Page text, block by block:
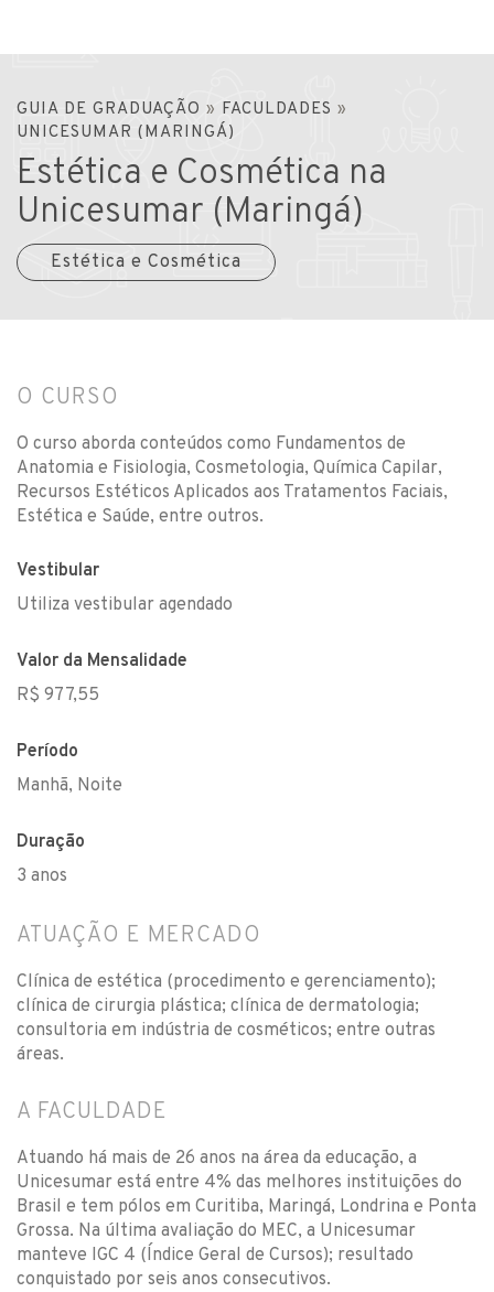
GUIA DE GRADUAÇÃO » FACULDADES »
UNICESUMAR (MARINGÁ)
Estética e Cosmética na
Unicesumar (Maringá)
Estética e Cosmética
O CURSO
O curso aborda conteúdos como Fundamentos de
Anatomia e Fisiologia, Cosmetologia, Química Capilar,
Recursos Estéticos Aplicados aos Tratamentos Faciais,
Estética e Saúde, entre outros.
Vestibular
Utiliza vestibular agendado
Valor da Mensalidade
R$ 977,55
Período
Manhã, Noite
Duração
3 anos
ATUAÇÃO E MERCADO
Clínica de estética (procedimento e gerenciamento);
clínica de cirurgia plástica; clínica de dermatologia;
consultoria em indústria de cosméticos; entre outras
áreas.
A FACULDADE
Atuando há mais de 26 anos na área da educação, a
Unicesumar está entre 4% das melhores instituições do
Brasil e tem pólos em Curitiba, Maringá, Londrina e Ponta
Grossa. Na última avaliação do MEC, a Unicesumar
manteve IGC 4 (Índice Geral de Cursos); resultado
conquistado por seis anos consecutivos.